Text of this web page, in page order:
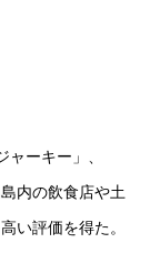
ャーキー」、
内の飲食店や土
い評価を得た。